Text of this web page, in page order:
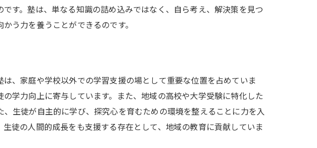
び
方
認
要性
ップ
す。塾は、単なる知識の詰め込みではなく、自ら考え、解決策を見つ
う力を養うことができるのです。
、家庭や学校以外での学習支援の場として重要な位置を占めていま
学力向上に寄与しています。また、地域の高校や大学受験に特化した
生徒が自主的に学び、探究心を育むための環境を整えることに力を入
徒の人間的成長をも支援する存在として、地域の教育に貢献していま